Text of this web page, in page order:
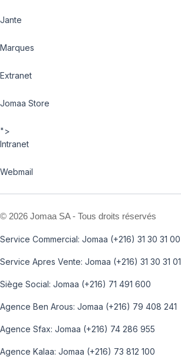
Jante
Marques
Extranet
Jomaa Store
">
Intranet
Webmail
© 2026 Jomaa SA - Tous droits réservés
Service Commercial: Jomaa (+216) 31 30 31 00
Service Apres Vente: Jomaa (+216) 31 30 31 01
Siège Social: Jomaa (+216) 71 491 600
Agence Ben Arous: Jomaa (+216) 79 408 241
Agence Sfax: Jomaa (+216) 74 286 955
Agence Kalaa: Jomaa (+216) 73 812 100